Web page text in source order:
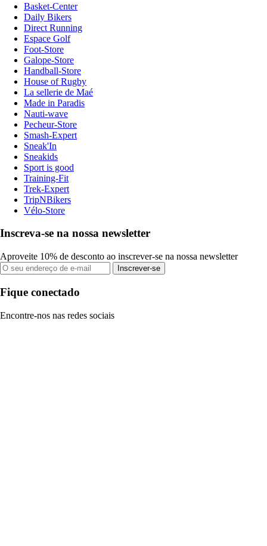
Basket-Center
Daily Bikers
Direct Running
Espace Golf
Foot-Store
Galope-Store
Handball-Store
House of Rugby
La sellerie de Maé
Made in Paradis
Nauti-wave
Pecheur-Store
Smash-Expert
Sneak'In
Sneakids
Sport is good
Training-Fit
Trek-Expert
TripNBikers
Vélo-Store
Inscreva-se na nossa newsletter
Aproveite 10% de desconto ao inscrever-se na nossa newsletter
Inscrever-se
Fique conectado
Encontre-nos nas redes sociais